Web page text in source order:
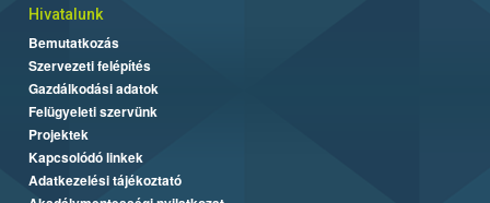
Hivatalunk
Bemutatkozás
Szervezeti felépítés
Gazdálkodási adatok
Felügyeleti szervünk
Projektek
Kapcsolódó linkek
Adatkezelési tájékoztató